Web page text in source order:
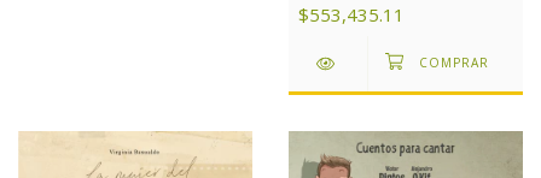
$553,435.11